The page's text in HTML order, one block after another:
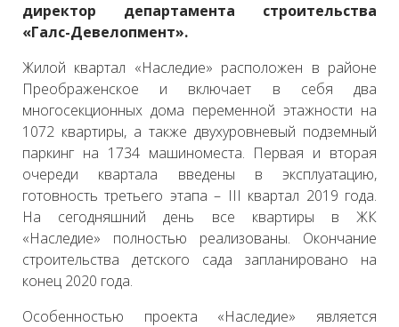
директор департамента строительства
«Галс-Девелопмент».
Жилой квартал «Наследие» расположен в районе
Преображенское и включает в себя два
многосекционных дома переменной этажности на
1072 квартиры, а также двухуровневый подземный
паркинг на 1734 машиноместа. Первая и вторая
очереди квартала введены в эксплуатацию,
готовность третьего этапа – III квартал 2019 года.
На сегодняшний день все квартиры в ЖК
«Наследие» полностью реализованы. Окончание
строительства детского сада запланировано на
конец 2020 года.
Особенностью проекта «Наследие» является